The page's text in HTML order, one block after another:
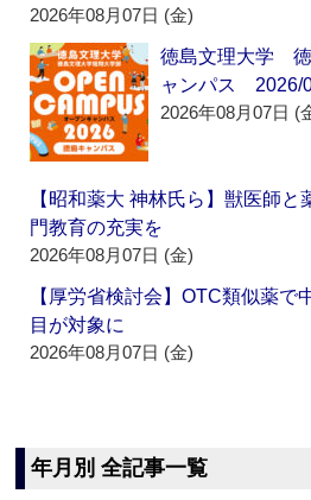
2026年08月07日 (金)
徳島文理大学
ャンパス 2026/
2026年08月07日 (
【昭和薬大 神林氏ら】獣医師と
門教育の充実を
2026年08月07日 (金)
【厚労省検討会】OTC類似薬で
目が対象に
2026年08月07日 (金)
年月別 全記事一覧